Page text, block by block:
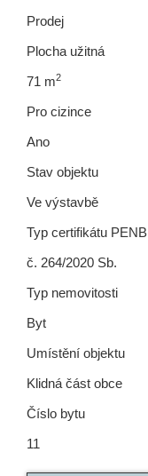
Prodej
Plocha užitná
71 m2
Pro cizince
Ano
Stav objektu
Ve výstavbě
Typ certifikátu PENB
č. 264/2020 Sb.
Typ nemovitosti
Byt
Umístění objektu
Klidná část obce
Číslo bytu
11